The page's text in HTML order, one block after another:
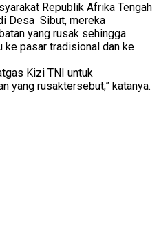
Republik Afrika Tengah
Desa Sibut, mereka
yang rusak sehingga
ke pasar tradisional dan ke
Kizi TNI untuk
yang rusaktersebut,” katanya.